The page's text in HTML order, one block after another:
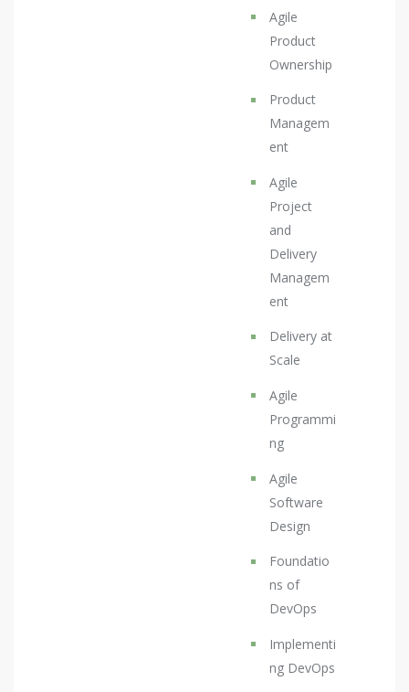
Agile
Product
Ownership
Product
Managem
ent
Agile
Project
and
Delivery
Managem
ent
Delivery at
Scale
Agile
Programmi
ng
Agile
Software
Design
Foundatio
ns of
DevOps
Implementi
ng DevOps